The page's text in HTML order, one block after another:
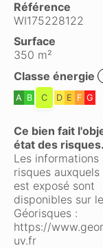
Référence
WI175228122
Surface
350 m²
Classe énergie
A B C D E F G
Ce bien fait
état des risques.
Les informations
risques
est exposé sont
disponibles sur
Géorisques :
https://
uv.fr